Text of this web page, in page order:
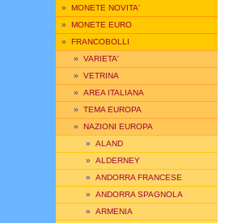
» MONETE NOVITA'
» MONETE EURO
» FRANCOBOLLI
» VARIETA'
» VETRINA
» AREA ITALIANA
» TEMA EUROPA
» NAZIONI EUROPA
» ALAND
» ALDERNEY
» ANDORRA FRANCESE
» ANDORRA SPAGNOLA
» ARMENIA